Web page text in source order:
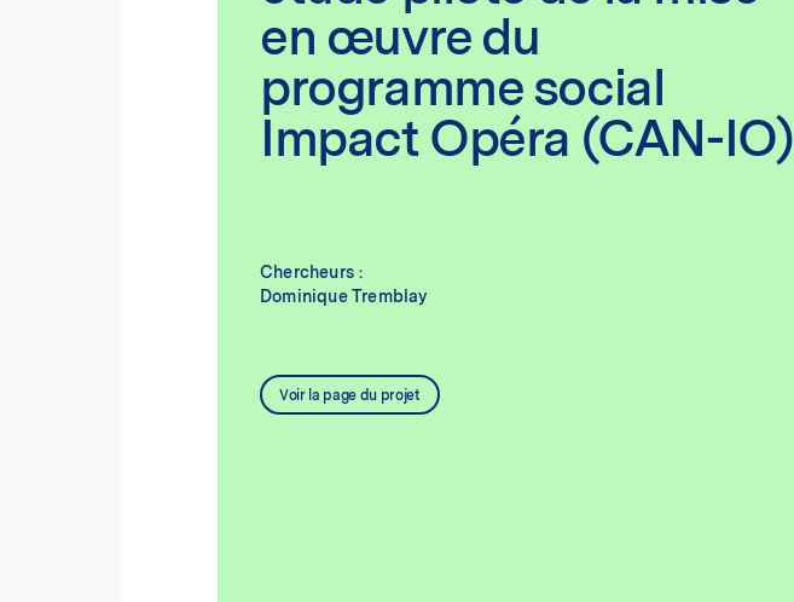
en œuvre du
programme social
Impact Opéra (CAN-IO)
Chercheurs :
Dominique Tremblay
Voir la page du projet